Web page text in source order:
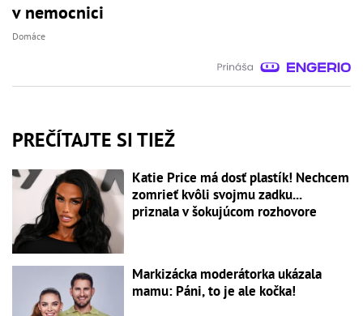
v nemocnici
Domáce
PREČÍTAJTE SI TIEŽ
Katie Price má dosť plastík! Nechcem
zomrieť kvôli svojmu zadku...
priznala v šokujúcom rozhovore
Markizácka moderátorka ukázala
mamu: Páni, to je ale kočka!